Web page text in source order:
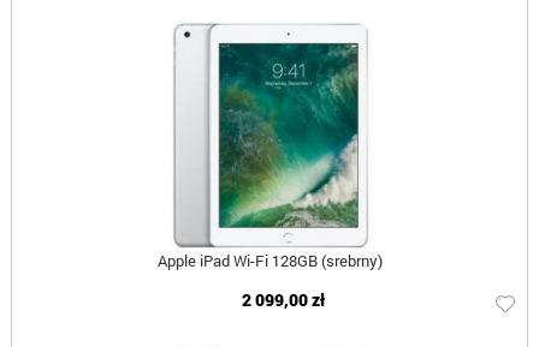
Apple iPad Wi-Fi 128GB (srebrny)
2 099,00 zł